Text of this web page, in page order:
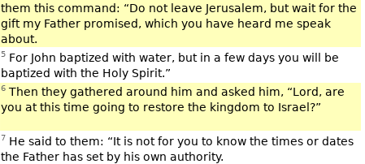
them this command: “Do not leave Jerusalem, but wait for the
gift my Father promised, which you have heard me speak
about.
5 For John baptized with water, but in a few days you will be
baptized with the Holy Spirit.”
6 Then they gathered around him and asked him, “Lord, are
you at this time going to restore the kingdom to Israel?”
7 He said to them: “It is not for you to know the times or dates
the Father has set by his own authority.